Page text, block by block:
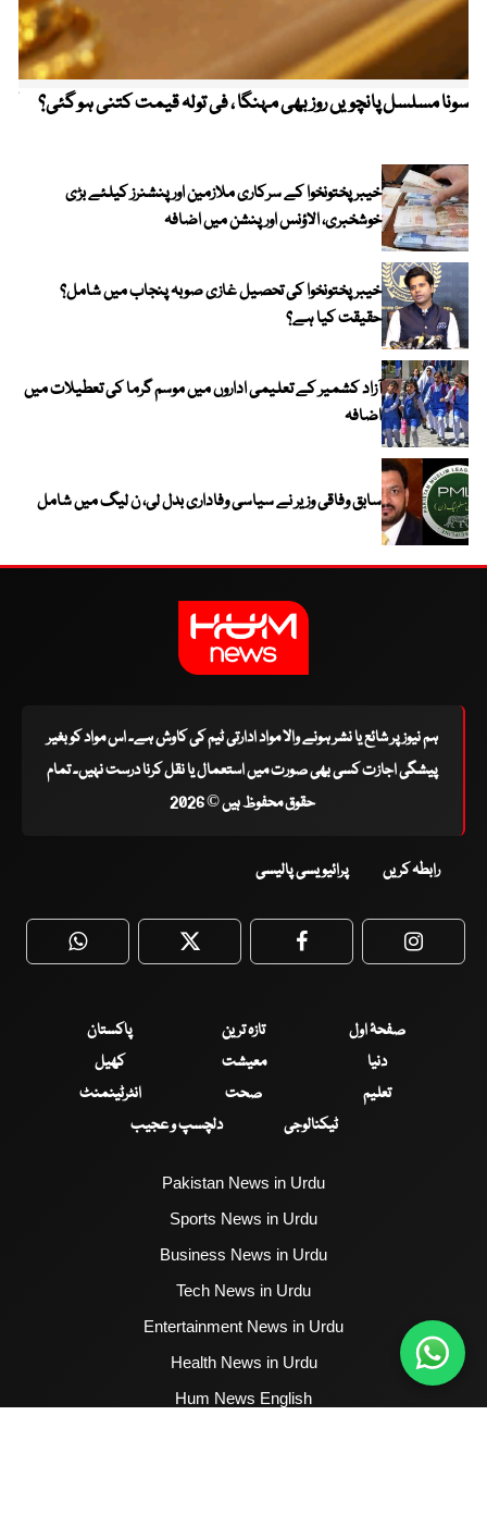
سونا مسلسل پانچویں روز بھی مہنگا ، فی تولہ قیمت کتنی ہو گئی؟
خیبرپختونخوا کے سرکاری ملازمین اور پنشنرز کیلئے بڑی
خوشخبری، الاؤنس اور پنشن میں اضافہ
خیبر پختونخوا کی تحصیل غازی صوبہ پنجاب میں شامل؟
حقیقت کیا ہے؟
آزاد کشمیر کے تعلیمی اداروں میں موسم گرما کی تعطیلات میں
اضافہ
سابق وفاقی وزیر نے سیاسی وفاداری بدل لی، ن لیگ میں شامل
ہم نیوز پر شائع یا نشر ہونے والا مواد ادارتی ٹیم کی کاوش ہے۔ اس مواد کو بغیر
پیشگی اجازت کسی بھی صورت میں استعمال یا نقل کرنا درست نہیں۔ تمام
حقوق محفوظ ہیں © 2026
رابطہ کریں پرائیویسی پالیسی
WhatsApp Twitter Facebook
صفحۂ اول تازہ ترین
پاکستان
دنیا
معیشت
کھیل
تعلیم
صحت
انٹرٹینمنٹ
ٹیکنالوجی
دلچسپ و عجیب
Pakistan News in Urdu
Sports News in Urdu
Business News in Urdu
Tech News in Urdu
Entertainment News in Urdu
Health News in Urdu
Hum News English